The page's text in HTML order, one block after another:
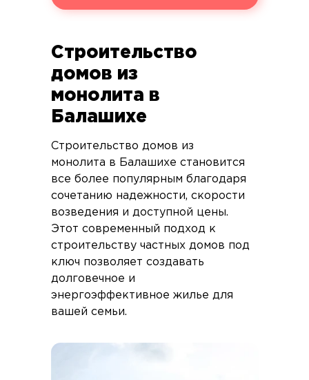
Строительство
домов из
монолита в
Балашихе
Строительство домов из
монолита в Балашихе становится
все более популярным благодаря
сочетанию надежности, скорости
возведения и доступной цены.
Этот современный подход к
строительству частных домов под
ключ позволяет создавать
долговечное и
энергоэффективное жилье для
вашей семьи.